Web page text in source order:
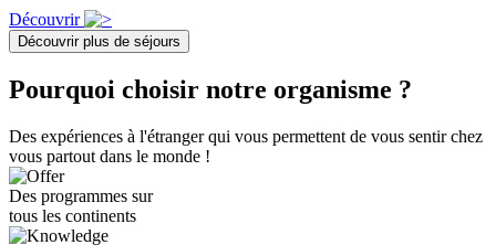
Découvrir
Découvrir plus de séjours
Pourquoi choisir notre organisme ?
Des expériences à l'étranger qui vous permettent de vous sentir chez
vous partout dans le monde !
Des programmes sur
tous les continents